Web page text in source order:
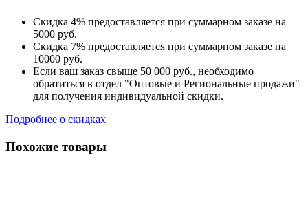
Скидка 4% предоставляется при суммарном заказе на
5000 руб.
Скидка 7% предоставляется при суммарном заказе на
10000 руб.
Если ваш заказ свыше 50 000 руб., необходимо
обратиться в отдел "Оптовые и Региональные продажи"
для получения индивидуальной скидки.
Подробнее о скидках
Похожие товары